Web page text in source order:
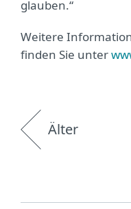
glauben.“
Weitere
finden Sie unter
Älter